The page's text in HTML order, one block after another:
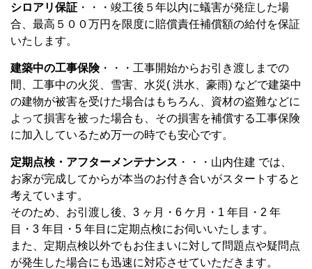
シロアリ保証 ・・・竣工後５年以内に蟻害が発症した場
合、最高５００万円を限度に賠償責任補償額の給付を保証
いたします。
建築中の工事保険・・・工事開始からお引き渡しまでの
間、工事中の火災、雪害、水災( 洪水、豪雨) などで建築中
の建物が被害を受けた場合はもちろん、資材の盗難などに
よって損害を被った場合も、その損害を補償する工事保険
に加入しているため万一の時でも安心です。
定期点検・アフターメンテナンス ・・・山内住建 では、
お家が完成してからが本当のお付き合いがスタートすると
考えています。
そのため、お引渡し後、3 ヶ月・6 ケ月・1 年目・2 年
目・3 年目・5 年目に定期点検にお伺いいたします。
また、定期点検以外でもお住まいに対して問題点や疑問点
が発生した場合にも迅速に対応させていただきます。